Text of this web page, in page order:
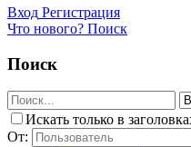
Вход Регистрация
Что нового? Поиск
Поиск
Искать только в
От: